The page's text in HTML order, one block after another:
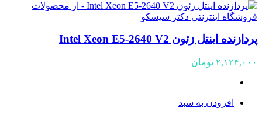
پردازنده اینتل زئون Intel Xeon E5-2640 V2
۲,۱۲۴,۰۰۰ تومان
افزودن به سبد